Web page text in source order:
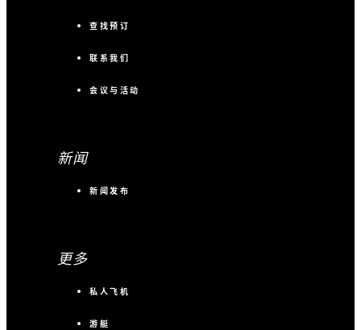
查找预订
联系我们
会议与活动
新闻
新闻发布
更多
私人飞机
游艇